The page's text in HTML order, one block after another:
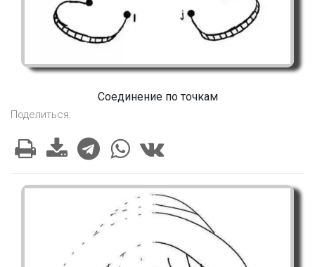
Соединение по точкам
Поделиться: